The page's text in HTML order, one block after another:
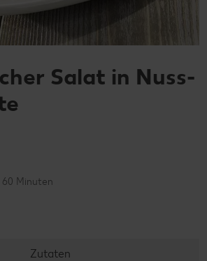
Salat in Nuss-
teilenteilen
60 Minuten
Zutaten